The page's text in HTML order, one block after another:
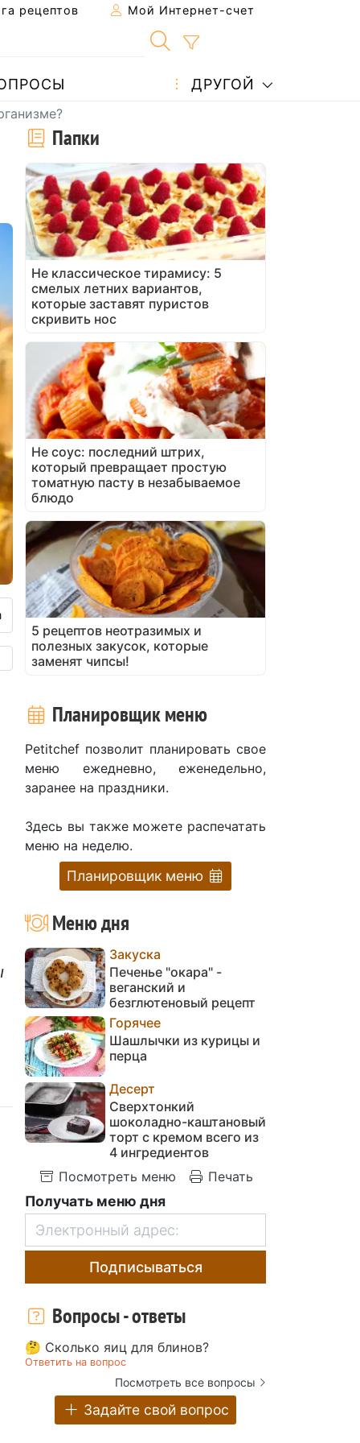
рецептов Мой Интернет-счет
ДРУГОЙ
Папки
Не классическое тирамису: 5
смелых летних вариантов,
которые заставят пуристов
скривить нос
Не соус: последний штрих,
который превращает простую
томатную пасту в незабываемое
блюдо
5 рецептов неотразимых и
полезных закусок, которые
заменят чипсы!
Планировщик меню
Petitchef позволит планировать свое
меню ежедневно, еженедельно,
заранее на праздники.
Здесь вы также можете распечатать
меню на неделю.
Планировщик меню
Меню дня
Закуска
Печенье "окара" -
веганский и
безглютеновый рецепт
Горячее
Шашлычки из курицы и
перца
Десерт
Сверхтонкий
шоколадно-каштановый
торт с кремом всего из
4 ингредиентов
Посмотреть меню
Печать
Получать меню дня
Подписываться
Вопросы - ответы
🤔 Сколько яиц для блинов?
Ответить на вопрос
Посмотреть все вопросы
Задайте свой вопрос